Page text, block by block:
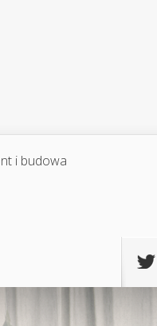
i budowa